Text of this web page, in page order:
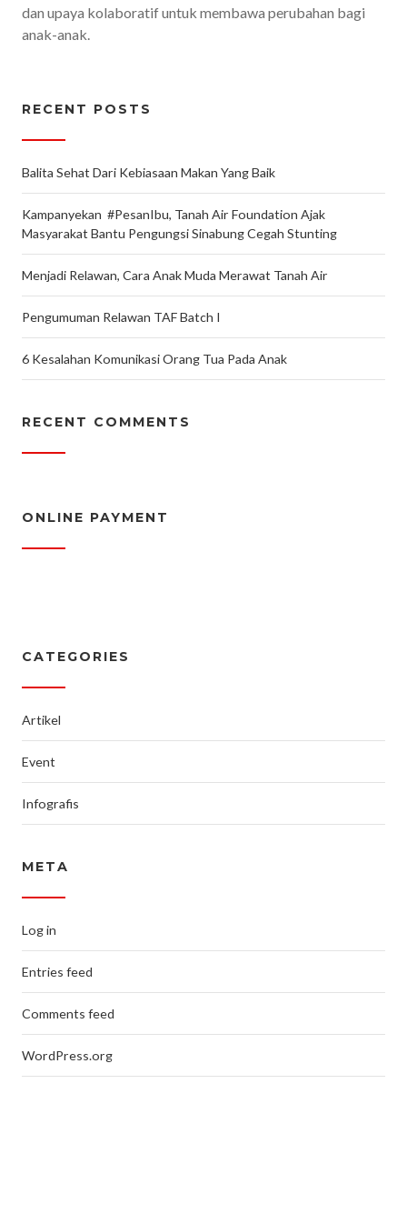
dan upaya kolaboratif untuk membawa perubahan bagi
anak-anak.
RECENT POSTS
Balita Sehat Dari Kebiasaan Makan Yang Baik
Kampanyekan #PesanIbu, Tanah Air Foundation Ajak
Masyarakat Bantu Pengungsi Sinabung Cegah Stunting
Menjadi Relawan, Cara Anak Muda Merawat Tanah Air
Pengumuman Relawan TAF Batch I
6 Kesalahan Komunikasi Orang Tua Pada Anak
RECENT COMMENTS
ONLINE PAYMENT
CATEGORIES
Artikel
Event
Infografis
META
Log in
Entries feed
Comments feed
WordPress.org